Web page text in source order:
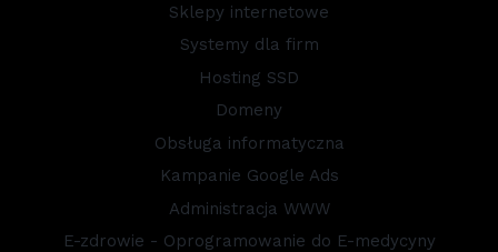
Sklepy internetowe
Systemy dla firm
Hosting SSD
Domeny
Obsługa informatyczna
Kampanie Google Ads
Administracja WWW
E-zdrowie - Oprogramowanie do E-medycyny